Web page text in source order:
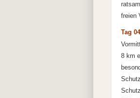
freien
Tag
8 km